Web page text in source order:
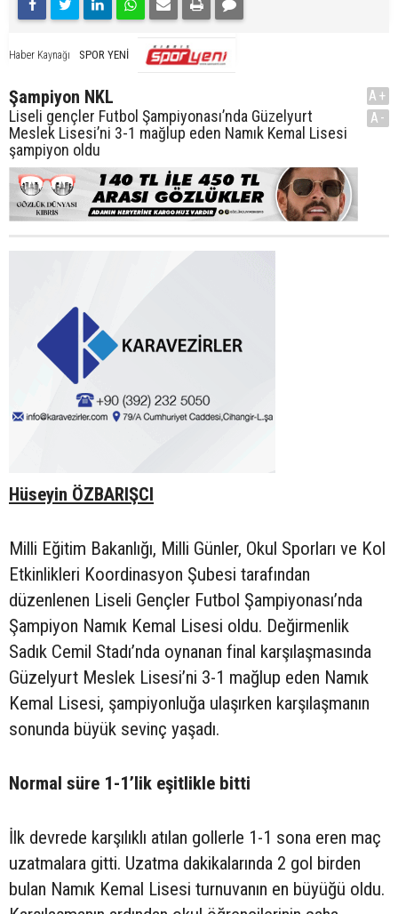
Haber Kaynağı SPOR YENİ
Şampiyon NKL
Liseli gençler Futbol Şampiyonası’nda Güzelyurt
Meslek Lisesi’ni 3-1 mağlup eden Namık Kemal Lisesi
şampiyon oldu
A+
A-
Hüseyin ÖZBARIŞCI
Milli Eğitim Bakanlığı, Milli Günler, Okul Sporları ve Kol
Etkinlikleri Koordinasyon Şubesi tarafından
düzenlenen Liseli Gençler Futbol Şampiyonası’nda
Şampiyon Namık Kemal Lisesi oldu. Değirmenlik
Sadık Cemil Stadı’nda oynanan final karşılaşmasında
Güzelyurt Meslek Lisesi’ni 3-1 mağlup eden Namık
Kemal Lisesi, şampiyonluğa ulaşırken karşılaşmanın
sonunda büyük sevinç yaşadı.
Normal süre 1-1’lik eşitlikle bitti
İlk devrede karşılıklı atılan gollerle 1-1 sona eren maç
uzatmalara gitti. Uzatma dakikalarında 2 gol birden
bulan Namık Kemal Lisesi turnuvanın en büyüğü oldu.